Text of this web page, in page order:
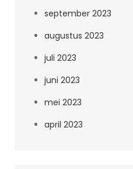
september 2023
augustus 2023
juli 2023
juni 2023
mei 2023
april 2023